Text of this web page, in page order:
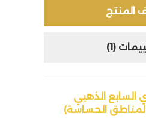
المنتج
(1)
السابع الذهبي
الحساسة)